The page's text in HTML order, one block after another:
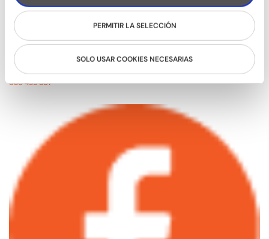
PERMITIR LA SELECCIÓN
SOLO USAR COOKIES NECESARIAS
Passatge d'Utset, 11-13
08013 – Barcelona
932 471 602/
680 455 807